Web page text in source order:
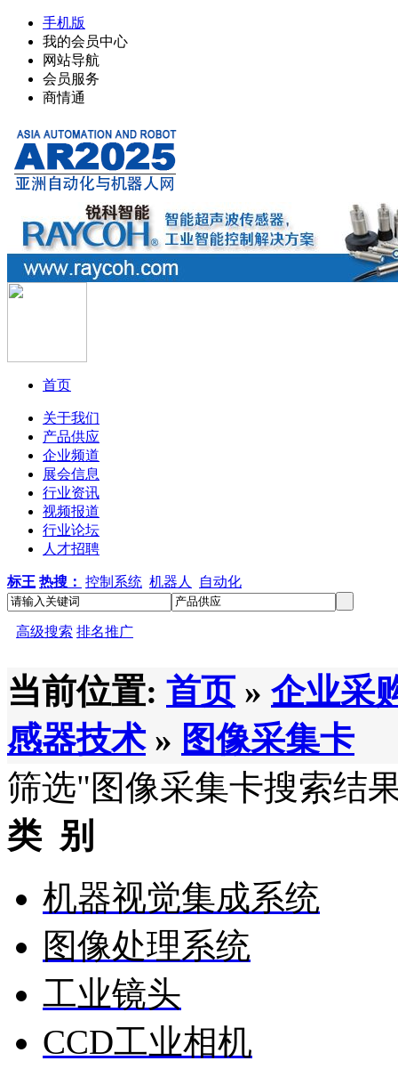
手机版
我的会员中心
网站导航
会员服务
商情通
首页
关于我们
产品供应
企业频道
展会信息
行业资讯
视频报道
行业论坛
人才招聘
标王 热搜： 控制系统 机器人 自动化
高级搜索 排名推广
当前位置: 首页 » 企业采
感器技术» 图像采集卡
筛选"图像采集卡搜索结
类 别
机器视觉集成系统
图像处理系统
工业镜头
CCD工业相机